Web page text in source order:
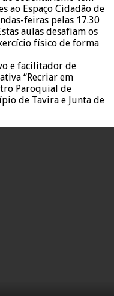
ao Espaço Cidadão de
feiras pelas 17.30
aulas desafiam os
físico de forma
e facilitador de
“Recriar em
Paroquial de
de Tavira e Junta de